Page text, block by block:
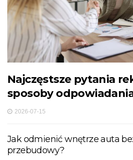
Najczęstsze pytania
sposoby
2026-07-15
Jak odmienić wnętrze auta
przebudowy?